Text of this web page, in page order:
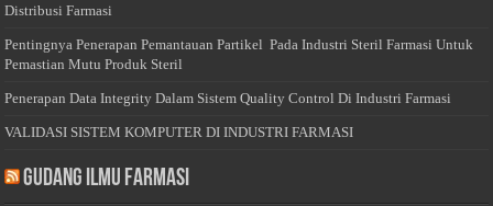
Distribusi Farmasi
Pentingnya Penerapan Pemantauan Partikel Pada Industri Steril Farmasi Untuk
Pemastian Mutu Produk Steril
Penerapan Data Integrity Dalam Sistem Quality Control Di Industri Farmasi
VALIDASI SISTEM KOMPUTER DI INDUSTRI FARMASI
Gudang Ilmu Farmasi